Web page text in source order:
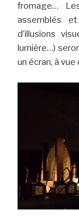
fromage…
assemblés
d’illusions
lumière…)
un écran, à vue